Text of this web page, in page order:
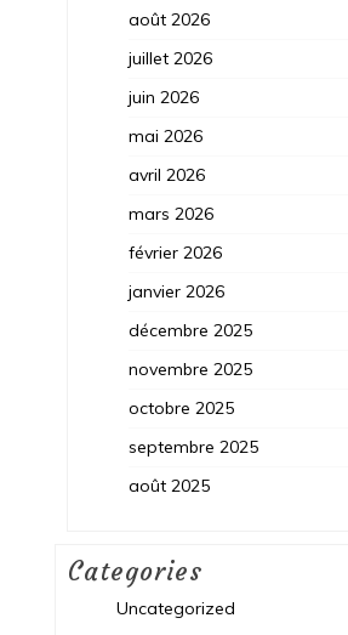
août 2026
juillet 2026
juin 2026
mai 2026
avril 2026
mars 2026
février 2026
janvier 2026
décembre 2025
novembre 2025
octobre 2025
septembre 2025
août 2025
Categories
Uncategorized